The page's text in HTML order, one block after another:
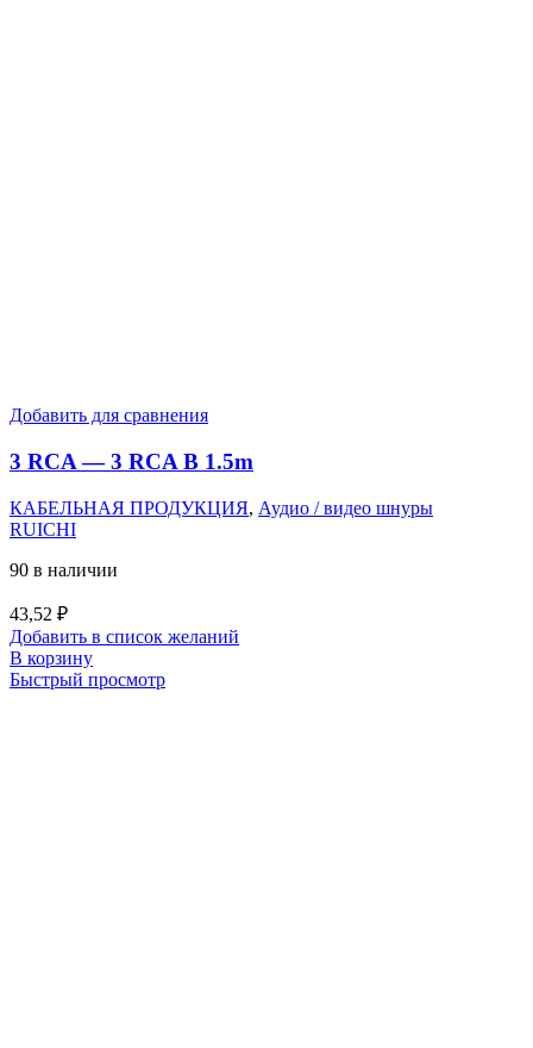
Добавить для сравнения
3 RCA — 3 RCA B 1.5m
КАБЕЛЬНАЯ ПРОДУКЦИЯ, Аудио / видео шнуры
RUICHI
90 в наличии
43,52 ₽
Добавить в список желаний
В корзину
Быстрый просмотр